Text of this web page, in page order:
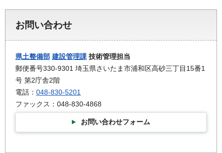
お問い合わせ
県土整備部 建設管理課 技術管理担当
郵便番号330-9301 埼玉県さいたま市浦和区高砂三丁目15番1
号 第2庁舎2階
電話： 048-830-5201
ファックス：048-830-4868
お問い合わせフォーム